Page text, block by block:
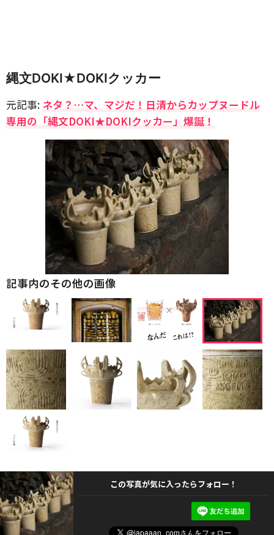
縄文DOKI★DOKIクッカー
元記事: ネタ？…マ、マジだ！日清からカップヌードル
専用の「縄文DOKI★DOKIクッカー」爆誕！
記事内のその他の画像
この写真が気に入ったらフォロー！